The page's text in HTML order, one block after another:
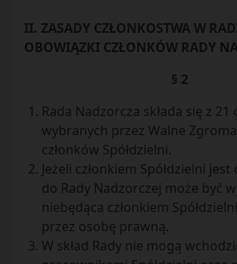
II. ZASADY CZŁONKOSTWA W
OBOWIĄZKI CZŁONKÓW RADY
§ 2
Rada Nadzorcza składa się z 21
wybranych przez Walne
członków Spółdzielni.
Jeżeli członkiem Spółdzielni
do Rady Nadzorczej może być
niebędąca członkiem
przez osobę prawną.
W skład Rady nie mogą